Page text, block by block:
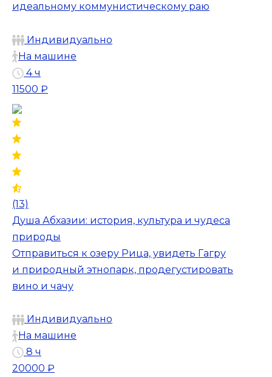
идеальному коммунистическому раю
Индивидуально
На машине
4 ч
11500 ₽
(13)
Душа Абхазии: история, культура и чудеса
природы
Отправиться к озеру Рица, увидеть Гагру
и природный этнопарк, продегустировать
вино и чачу
Индивидуально
На машине
8 ч
20000 ₽